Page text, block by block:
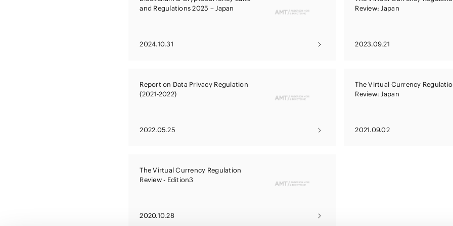
and Regulations 2025 – Japan
2024.10.31
Review: Japan
2023.09.21
Report on Data Privacy Regulation
(2021-2022)
2022.05.25
The Virtual Currency
Review: Japan
2021.09.02
The Virtual Currency Regulation
Review - Edition3
2020.10.28